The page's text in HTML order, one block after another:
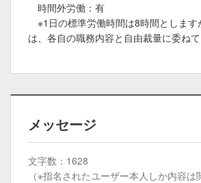
時間外労働：有
※1日の標準労働時間は8時間とします
は、各自の職務内容と自由裁量に委ね
メッセージ
文字数：1628
（※指名されたユーザー本人しか内容は